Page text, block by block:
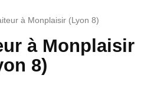
à Monplaisir (Lyon 8)
à Monplaisir
8)